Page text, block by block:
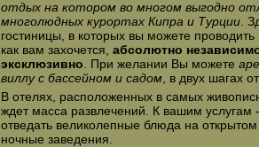
отдых на котором во многом выгодно
многолюдных курортах Кипра и Турции.
гостиницы, в которых вы можете
как вам захочется, абсолютно
эксклюзивно . При желании Вы можете
виллу с бассейном и садом, в двух шагах
В отелях, расположенных в самых
ждет масса развлечений. К вашим услугам
отведать великолепные блюда на
ночные заведения.